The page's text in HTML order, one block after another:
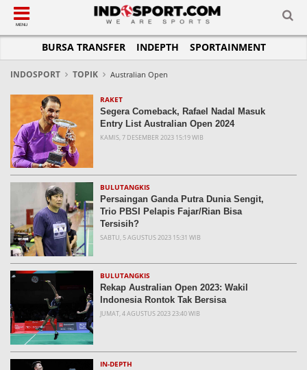
SUB-MENU
SEPAKBOLA
LIGA 1
LIGA 2
LIGA INGGRIS
LIGA ITALIA
LIGA SPANYOL
LIGA CHAMPIONS
LIGA JERMAN
LIGA PRANCIS
LIGA EUROPA
SUB-MENU
SPORTAINMENT
SELEBSPORT
LIFESTYLE
SUB-MENU
OTOMOTIF
MOTOGP
FORMULA 1
OTOMANIA
SUB-MENU
RAKET
MMA
FUTSAL
OLIMPIK
E-SPORT
SUB-MENU
JADWAL
KLASEMEN
SUB-MENU
TOPIK HARI INI
PERATURAN OLAHRAGA
TIPS DAN TRIK
INFOGRAFIS
GALERI FOTO
TEMPAT OLAHRAGA
PASUKAN SEHAT
KOMUNITAS SEHAT
MENU
BURSA TRANSFER INDEPTH SPORTAINMENT
INDOSPORT TOPIK Australian Open
RAKET
Segera Comeback, Rafael Nadal Masuk
Entry List Australian Open 2024
KAMIS, 7 DESEMBER 2023 15:19 WIB
BULUTANGKIS
Persaingan Ganda Putra Dunia Sengit,
Trio PBSI Pelapis Fajar/Rian Bisa
Tersisih?
SABTU, 5 AGUSTUS 2023 15:31 WIB
BULUTANGKIS
Rekap Australian Open 2023: Wakil
Indonesia Rontok Tak Bersisa
JUMAT, 4 AGUSTUS 2023 23:40 WIB
IN-DEPTH